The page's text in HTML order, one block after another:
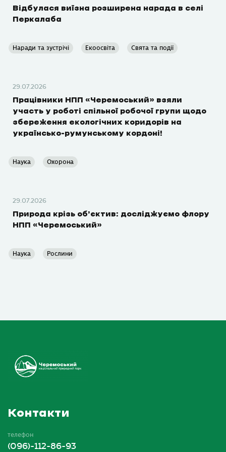
Відбулася виїзна розширена нарада в селі
Перкалаба
Наради та зустрічі Екоосвіта Свята та події
29.07.2026
Працівники НПП «Черемоський» взяли
участь у роботі спільної робочої групи щодо
збереження екологічних коридорів на
українсько-румунському кордоні!
Наука Охорона
29.07.2026
Природа крізь об’єктив: досліджуємо флору
НПП «Черемоський»
Наука Рослини
Контакти
телефон
(096)-112-86-93